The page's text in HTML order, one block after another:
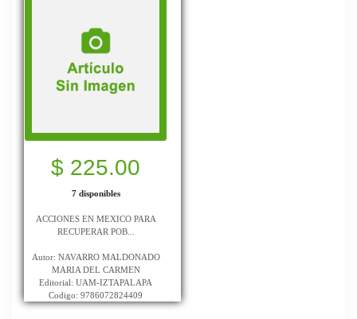
$ 225.00
7 disponibles
ACCIONES EN MEXICO PARA
RECUPERAR POB...
Autor: NAVARRO MALDONADO
MARIA DEL CARMEN
Editorial: UAM-IZTAPALAPA
Codigo: 9786072824409